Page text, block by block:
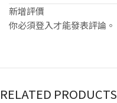
新增評價
你必須登入才能發表評論。
RELATED PRODUCTS